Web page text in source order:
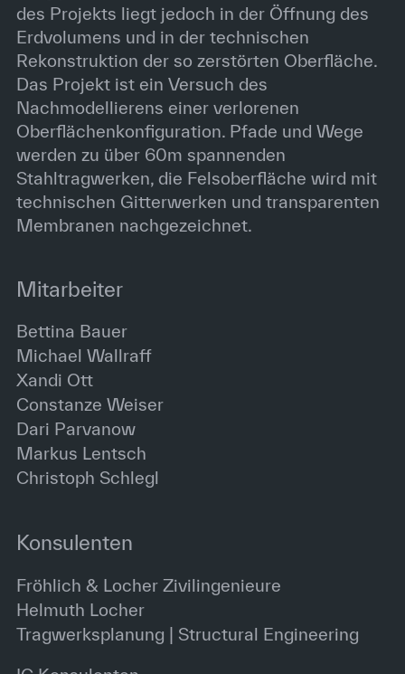
des Projekts liegt jedoch in der Öffnung des
Erdvolumens und in der technischen
Rekonstruktion der so zerstörten Oberfläche.
Das Projekt ist ein Versuch des
Nachmodellierens einer verlorenen
Oberflächenkonfiguration. Pfade und Wege
werden zu über 60m spannenden
Stahltragwerken, die Felsoberfläche wird mit
technischen Gitterwerken und transparenten
Membranen nachgezeichnet.
Mitarbeiter
Bettina Bauer
Michael Wallraff
Xandi Ott
Constanze Weiser
Dari Parvanow
Markus Lentsch
Christoph Schlegl
Konsulenten
Fröhlich & Locher Zivilingenieure
Helmuth Locher
Tragwerksplanung | Structural Engineering